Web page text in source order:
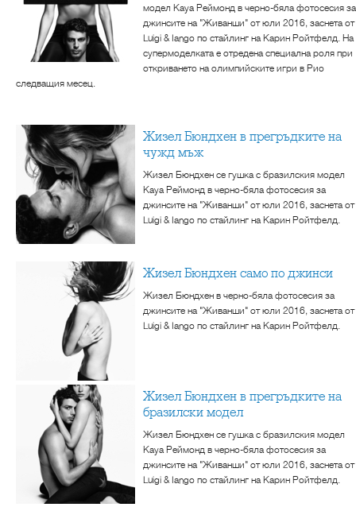
модел Кауа Реймонд в черно-бяла фотосесия за
джинсите на "Живанши" от юли 2016, заснета от
Luigi & Iango по стайлинг на Карин Ройтфелд. На
супермоделката е отредена специална роля при
откриването на олимпийските игри в Рио
следващия месец.
Жизел Бюндхен в прегръдките на
чужд мъж
Жизел Бюндхен се гушка с бразилския модел
Кауа Реймонд в черно-бяла фотосесия за
джинсите на "Живанши" от юли 2016, заснета от
Luigi & Iango по стайлинг на Карин Ройтфелд.
Жизел Бюндхен само по джинси
Жизел Бюндхен в черно-бяла фотосесия за
джинсите на "Живанши" от юли 2016, заснета от
Luigi & Iango по стайлинг на Карин Ройтфелд.
Жизел Бюндхен в прегръдките на
бразилски модел
Жизел Бюндхен се гушка с бразилския модел
Кауа Реймонд в черно-бяла фотосесия за
джинсите на "Живанши" от юли 2016, заснета от
Luigi & Iango по стайлинг на Карин Ройтфелд.